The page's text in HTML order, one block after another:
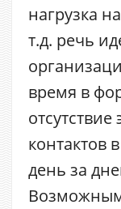
нагрузка
т.д. речь
время в
контактов
день за